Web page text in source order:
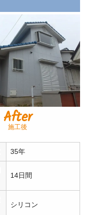
After
施工後
35年
14日間
シリコン